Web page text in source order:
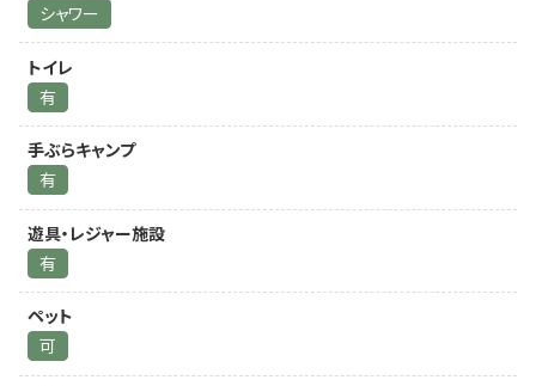
シャワー
トイレ
有
手ぶらキャンプ
有
遊具・レジャー施設
有
ペット
可